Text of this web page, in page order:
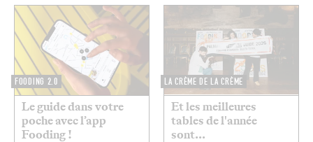
FOODING 2.0
Le guide dans votre
poche avec l’app
Fooding !
LA CRÈME DE LA CRÈME
Et les meilleures
tables de l'année
sont...